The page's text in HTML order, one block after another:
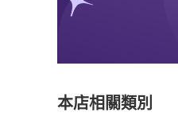
本店相關類別